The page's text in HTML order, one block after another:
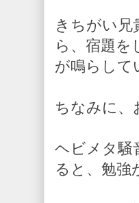
きちがい兄
ら、宿題
が鳴らして
ちなみに、
ヘビメタ騒
ると、勉強